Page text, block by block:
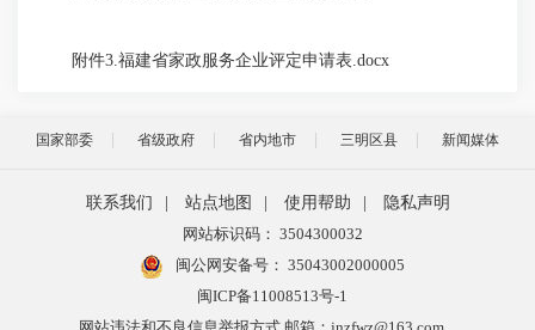
附件3.福建省家政服务企业评定申请表.docx
国家部委 省级政府 省内地市 三明区县 新闻媒体
联系我们 站点地图 使用帮助
隐私声明
网站标识码： 3504300032
闽公网安备号： 35043002000005
闽ICP备11008513号-1